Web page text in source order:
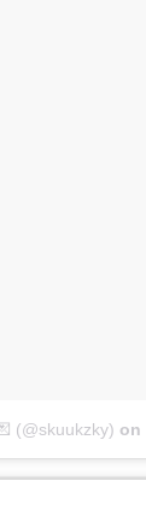
(@skuukzky) on